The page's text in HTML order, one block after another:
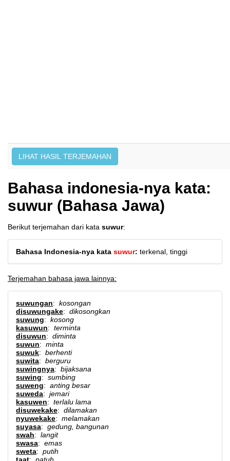
Bahasa indonesia-nya kata:
suwur (Bahasa Jawa)
Berikut terjemahan dari kata suwur:
Bahasa Indonesia-nya kata suwur: terkenal, tinggi
Terjemahan bahasa jawa lainnya:
suwungan: kosongan
disuwungake: dikosongkan
suwung: kosong
kasuwun: terminta
disuwun: diminta
suwun: minta
suwuk: berhenti
suwita: berguru
suwingnya: bijaksana
suwing: sumbing
suweng: anting besar
suweda: jemari
kasuwen: terlalu lama
disuwekake: dilamakan
nyuwekake: melamakan
suyasa: gedung, bangunan
swah: langit
swasa: emas
sweta: putih